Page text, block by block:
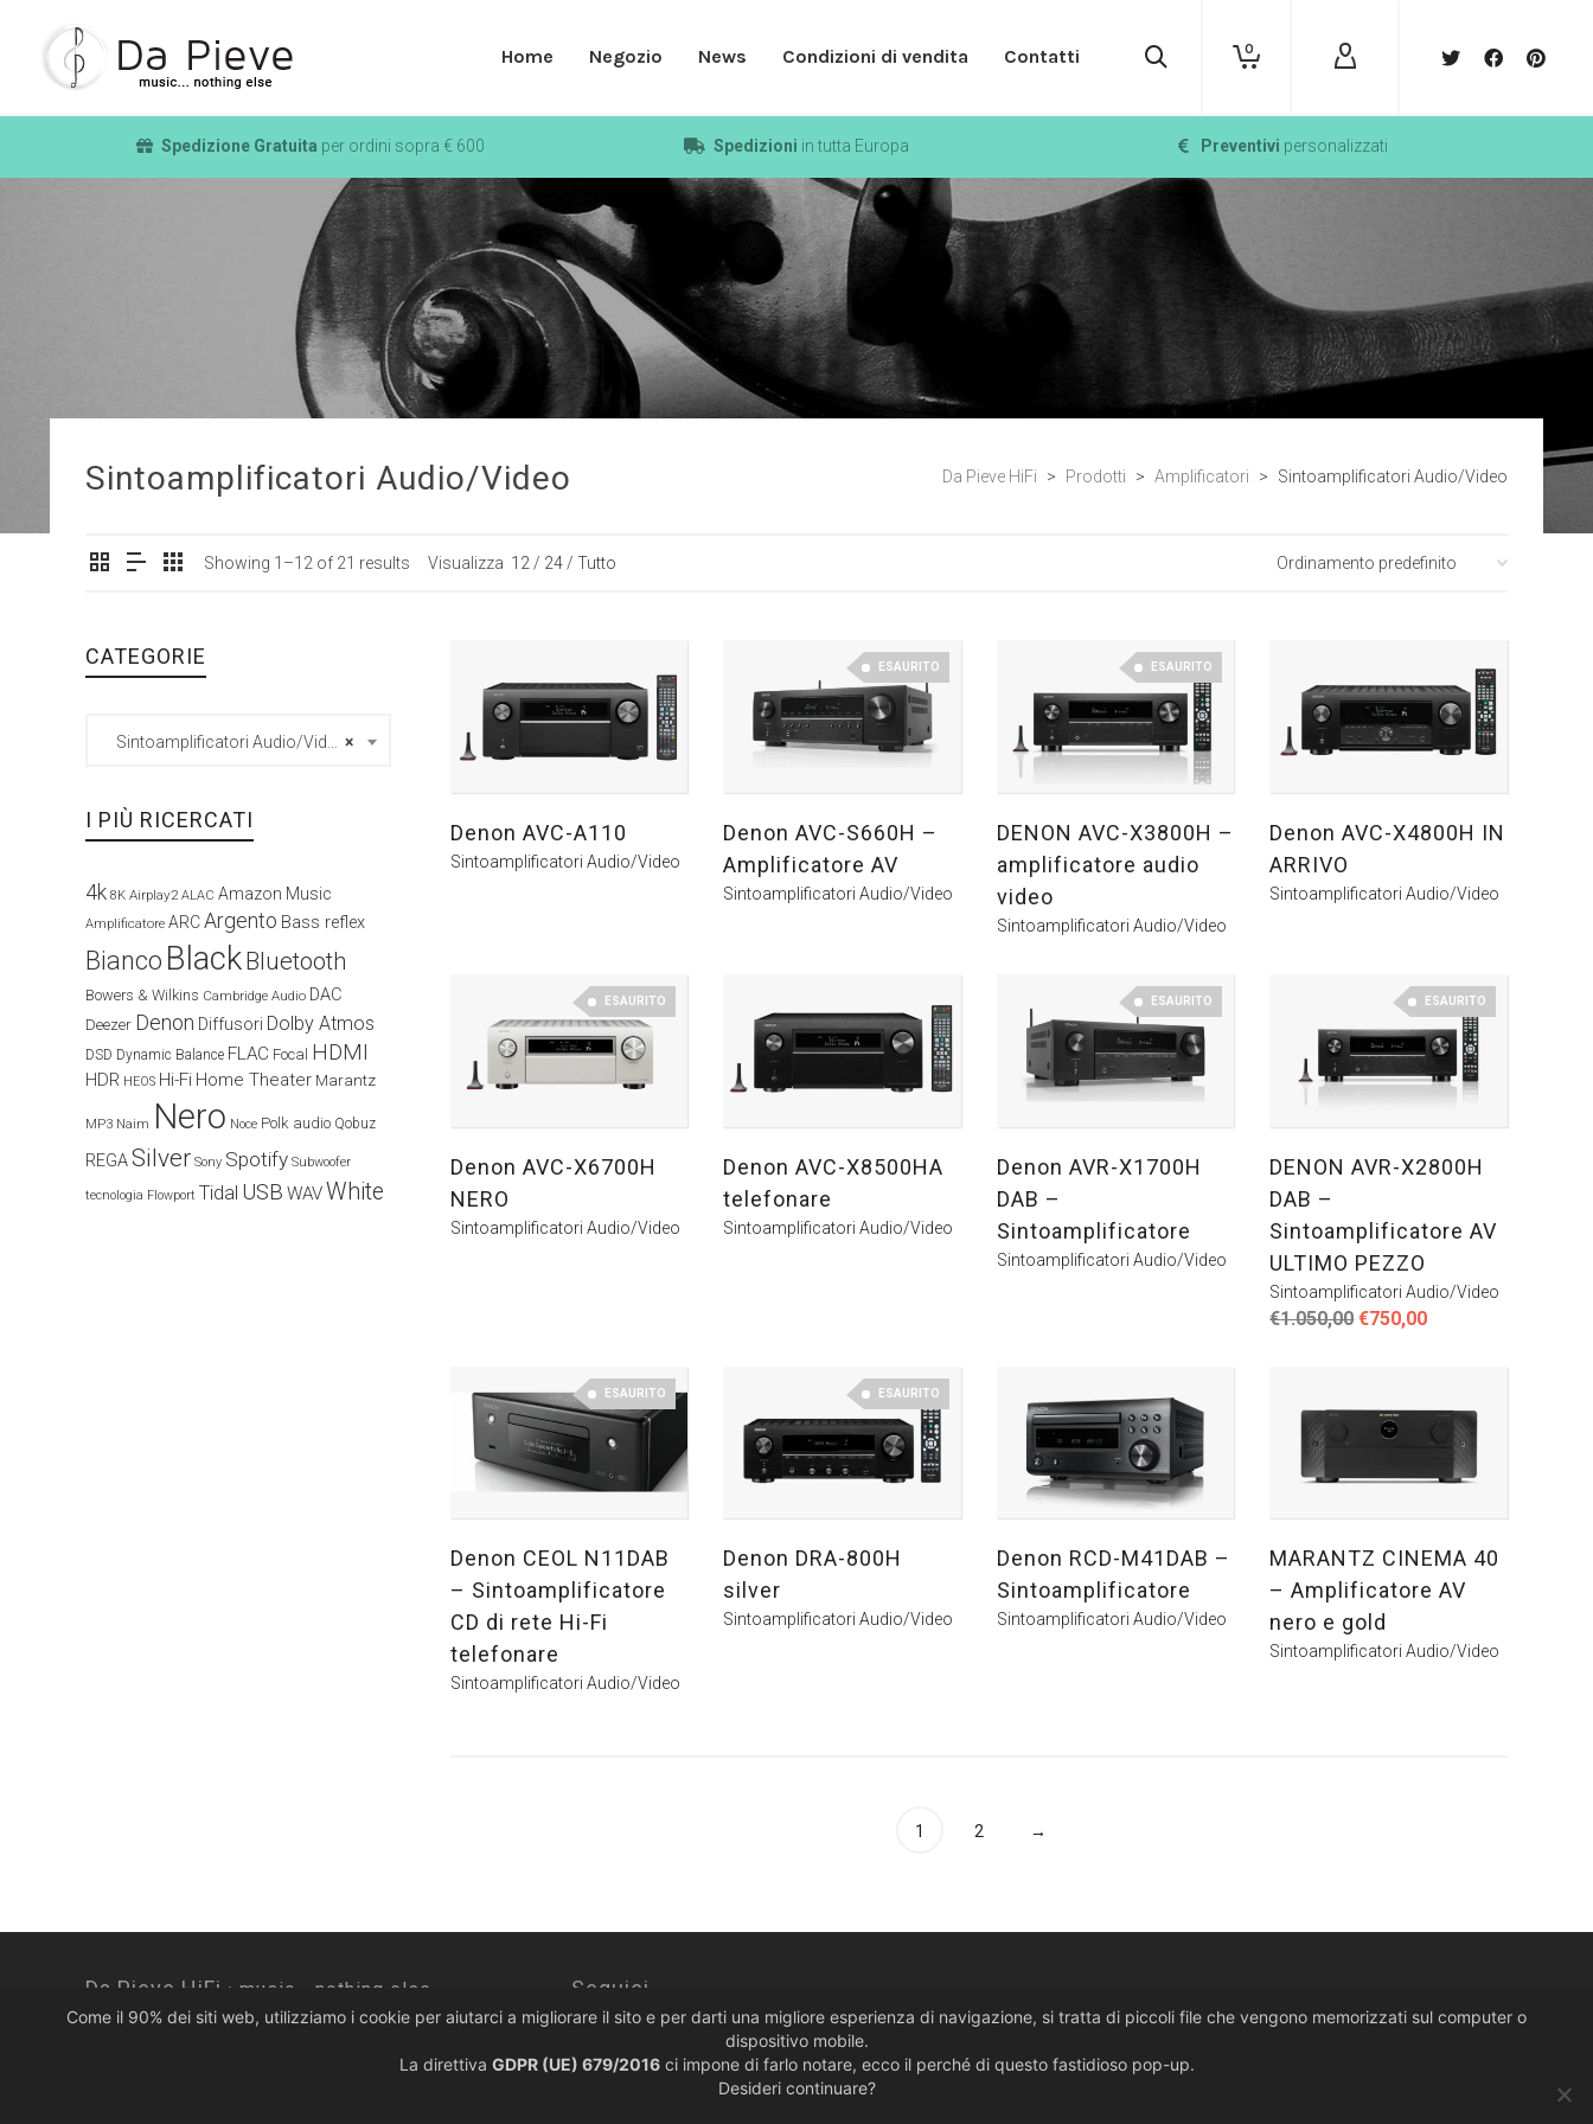
Home Negozio News Condizioni di vendita Contatti 0
Spedizione Gratuita per ordini sopra € 600 Spedizioni in tutta Europa Preventivi personalizzati
Sintoamplificatori Audio/Video Da Pieve HiFi > Prodotti > Amplificatori > Sintoamplificatori Audio/Video
Showing 1–12 of 21 results Visualizza 12 / 24 / Tutto
Denon AVC-A110
Sintoamplificatori Audio/Video
ESAURITO
Denon AVC-S660H –
Amplificatore AV
Sintoamplificatori Audio/Video
ESAURITO
DENON AVC-X3800H –
amplificatore audio
video
Sintoamplificatori Audio/Video
Denon AVC-X4800H IN
ARRIVO
Sintoamplificatori Audio/Video
ESAURITO
Denon AVC-X6700H
NERO
Sintoamplificatori Audio/Video
Denon AVC-X8500HA
telefonare
Sintoamplificatori Audio/Video
ESAURITO
Denon AVR-X1700H
DAB –
Sintoamplificatore
Sintoamplificatori Audio/Video
ESAURITO
DENON AVR-X2800H
DAB –
Sintoamplificatore AV
ULTIMO PEZZO
Sintoamplificatori Audio/Video
€1.050,00Il
€1.050,00.
€750,00Il
€750,00.
ESAURITO
Denon CEOL N11DAB
– Sintoamplificatore
CD di rete Hi-Fi
telefonare
Sintoamplificatori Audio/Video
ESAURITO
Denon DRA-800H
silver
Sintoamplificatori Audio/Video
Denon RCD-M41DAB –
Sintoamplificatore
Sintoamplificatori Audio/Video
MARANTZ CINEMA 40
– Amplificatore AV
nero e gold
Sintoamplificatori Audio/Video
1 2 →
CATEGORIE
×
Sintoamplificatori Audio/Video (21)
I PIÙ RICERCATI
4k 8K Airplay2 ALAC Amazon Music
Amplificatore ARCArgento Bass reflex
Bianco BlackBluetooth
Bowers & Wilkins Cambridge Audio DAC
Deezer Denon Diffusori Dolby Atmos
DSD Dynamic Balance FLAC Focal HDMI
HDR HEOS Hi-Fi Home Theater Marantz
MP3 Naim Nero Noce Polk audio Qobuz
REGASilver Sony Spotify Subwoofer
tecnologia Flowport Tidal USB WAVWhite
Da Pieve HiFi · music... nothing else. Seguici
Come il 90% dei siti web, utilizziamo i cookie per aiutarci a migliorare il sito e per darti una migliore esperienza di navigazione, si tratta di piccoli file che vengono memorizzati sul computer o
dispositivo mobile.
La direttiva GDPR (UE) 679/2016ci impone di farlo notare, ecco il perché di questo fastidioso pop-up.
Desideri continuare?